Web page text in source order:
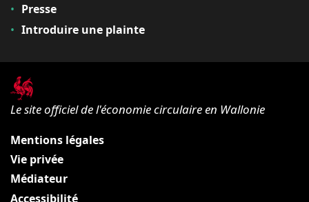
Presse
Introduire une plainte
Le site officiel de l'économie circulaire en Wallonie
Mentions légales
Vie privée
Médiateur
Accessibilité